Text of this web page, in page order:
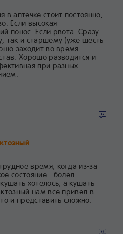
в аптечке стоит постоянно,
Если высокая
понос. Если рвота. Сразу
так и старшему (уже шесть
заходит во время
Хорошо разводится и
при разных
время, когда из-за
состояние - болел
хотелось, а кушать
нам все привел в
и представить сложно.